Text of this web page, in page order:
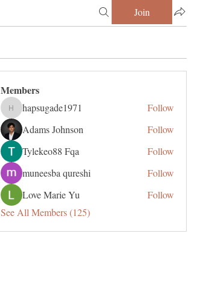
Join
Members
hapsugade1971
hapsugade1971
Follow
Adams Johnson
Follow
Tylekeo88 Fqa
Follow
muneesba qureshi
Follow
Love Marie Yu
Follow
See All Members (125)